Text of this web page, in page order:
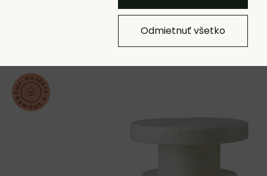
Príručný stolík/stolička Bit
Stool Stack – biely
Odmietnuť všetko